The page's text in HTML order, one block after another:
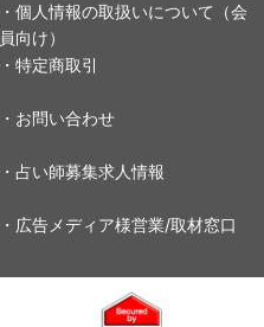
・個人情報の取扱いについて（会
員向け）
・特定商取引
・お問い合わせ
・占い師募集求人情報
・広告メディア様営業/取材窓口